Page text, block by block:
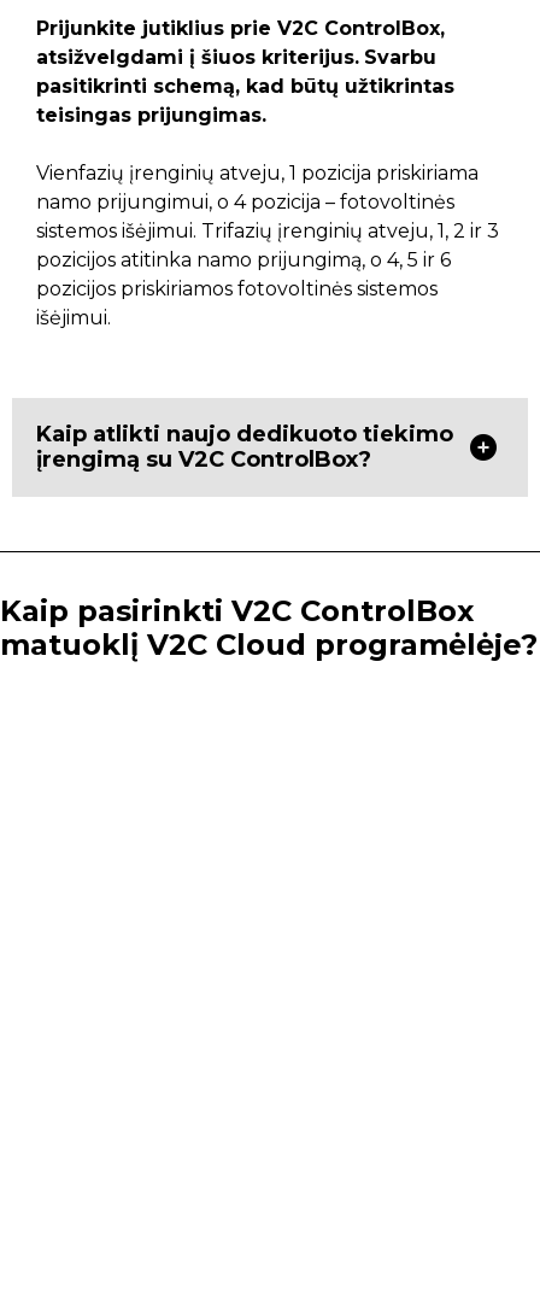
Prijunkite jutiklius prie V2C ControlBox,
atsižvelgdami į šiuos kriterijus. Svarbu
pasitikrinti schemą, kad būtų užtikrintas
teisingas prijungimas.
Vienfazių įrenginių atveju, 1 pozicija priskiriama
namo prijungimui, o 4 pozicija – fotovoltinės
sistemos išėjimui. Trifazių įrenginių atveju, 1, 2 ir 3
pozicijos atitinka namo prijungimą, o 4, 5 ir 6
pozicijos priskiriamos fotovoltinės sistemos
išėjimui.
Kaip atlikti naujo dedikuoto tiekimo
įrengimą su V2C ControlBox?
Kaip pasirinkti V2C ControlBox
matuoklį V2C Cloud programėlėje?